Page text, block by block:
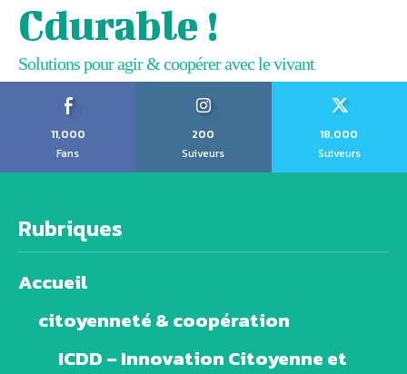
Cdurable !
Solutions pour agir & coopérer avec le vivant
11,000
Fans
200
Suiveurs
18,000
Suiveurs
Rubriques
Accueil
citoyenneté & coopération
ICDD – Innovation Citoyenne et